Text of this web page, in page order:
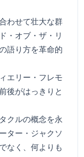
わせて壮大な群
・オブ・ザ・リ
語り方を革命的
エリー・フレモ
後がはっきりと
クルの概念を永
ター・ジャクソ
なく、何よりも